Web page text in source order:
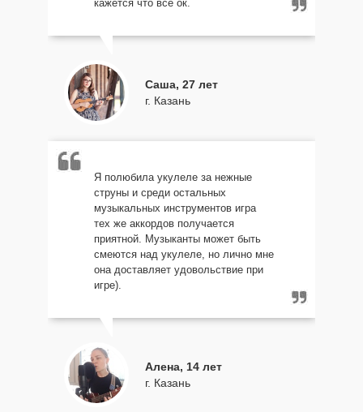
кажется что все ок.
Саша, 27 лет
г. Казань
Я полюбила укулеле за нежные
струны и среди остальных
музыкальных инструментов игра
тех же аккордов получается
приятной. Музыканты может быть
смеются над укулеле, но лично мне
она доставляет удовольствие при
игре).
Алена, 14 лет
г. Казань